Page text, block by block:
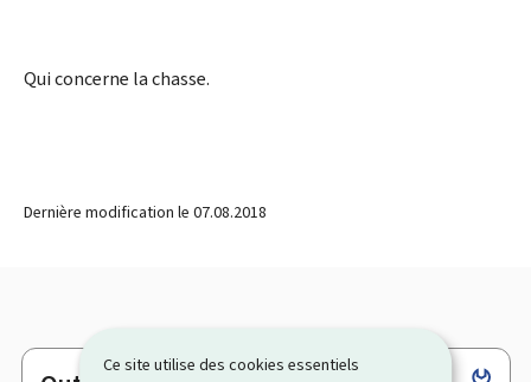
Ce site utilise des cookies essentiels
Qui concerne la chasse.
Dernière modification le 07.08.2018